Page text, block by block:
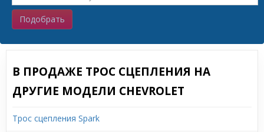
Подобрать
В ПРОДАЖЕ ТРОС СЦЕПЛЕНИЯ НА
ДРУГИЕ МОДЕЛИ CHEVROLET
Трос сцепления Spark